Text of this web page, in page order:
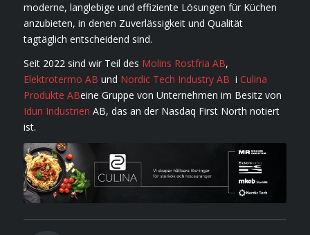
moderne, langlebige und effiziente Lösungen für Küchen
anzubieten, in denen Zuverlässigkeit und Qualität
tagtäglich entscheidend sind.
Seit 2022 sind wir Teil des Molins Rostfria AB,
Elektrotermo AB und Nordic Tech Industry AB i Culina
Produkte ABeine Gruppe von Unternehmen im Besitz von
Idun Industrien AB, das an der Nasdaq First North notiert
ist.